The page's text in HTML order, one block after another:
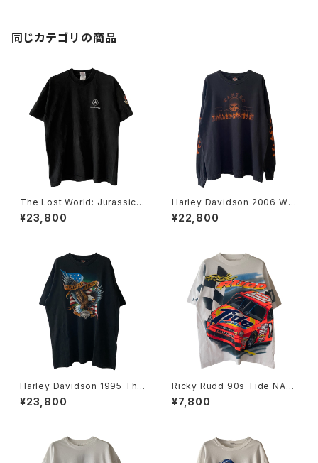
同じカテゴリの商品
The Lost World: Jurassic P
ark 90s Mercedes-Benz M
L320 Tee
¥23,800
Harley Davidson 2006 Wa
nted Skull Flame L/S Tee
¥22,800
Harley Davidson 1995 The
American Legend Eagle &
Flag Tee
¥23,800
Ricky Rudd 90s Tide NAS
CAR Tee
¥7,800